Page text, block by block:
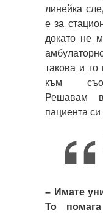
линейка
е за
докато не
такова и
към
Решавам
пациента си
– Имате
То